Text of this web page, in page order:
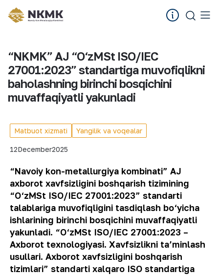
“NKMK” AJ “O‘zMSt ISO/IEC
27001:2023” standartiga muvofiqlikni
baholashning birinchi bosqichini
muvaffaqiyatli yakunladi
Matbuot xizmati Yangilik va voqealar
12December2025
“Navoiy kon-metallurgiya kombinati” AJ
axborot xavfsizligini boshqarish tizimining
“O‘zMSt ISO/IEC 27001:2023” standarti
talablariga muvofiqligini tasdiqlash bo‘yicha
ishlarining birinchi bosqichini muvaffaqiyatli
yakunladi. “O‘zMSt ISO/IEC 27001:2023 –
Axborot texnologiyasi. Xavfsizlikni ta’minlash
usullari. Axborot xavfsizligini boshqarish
tizimlari” standarti xalqaro ISO standartiga